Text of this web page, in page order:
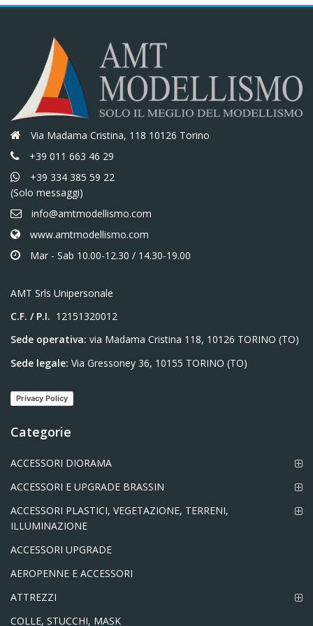
Via Madama Cristina, 118 10126 Torino
+39 011 663 46 29
+39 334 385 59 22
(Solo messaggi)
info@amtmodellismo.com
www.amtmodellismo.com
Mar - Sab 10.00-12.30 / 14.30-19.00
AMT Srls Unipersonale
C.F. / P.I. 12151320012
Sede operativa: via Madama Cristina 118, 10126 TORINO (TO)
Sede legale: Via Gressoney 36, 10155 TORINO (TO)
Privacy Policy
Categorie
ACCESSORI DIORAMA
ACCESSORI E UPGRADE BRASSIN
ACCESSORI PLASTICI, VEGETAZIONE, TERRENI,
ILLUMINAZIONE
ACCESSORI UPGRADE
AEROPENNE E ACCESSORI
ATTREZZI
COLLE, STUCCHI, MASK